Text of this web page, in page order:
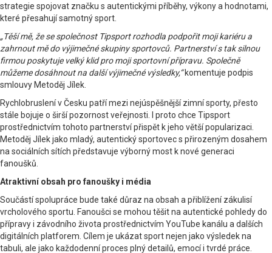
strategie spojovat značku s autentickými příběhy, výkony a hodnotami,
které přesahují samotný sport.
„Těší mě, že se společnost Tipsport rozhodla podpořit moji kariéru a
zahrnout mě do výjimečné skupiny sportovců. Partnerství s tak silnou
firmou poskytuje velký klid pro moji sportovní přípravu. Společně
můžeme dosáhnout na další výjimečné výsledky,“komentuje podpis
smlouvy Metoděj Jílek.
Rychlobruslení v Česku patří mezi nejúspěšnější zimní sporty, přesto
stále bojuje o širší pozornost veřejnosti. I proto chce Tipsport
prostřednictvím tohoto partnerství přispět k jeho větší popularizaci.
Metoděj Jílek jako mladý, autentický sportovec s přirozeným dosahem
na sociálních sítích představuje výborný most k nové generaci
fanoušků.
Atraktivní obsah pro fanoušky i média
Součástí spolupráce bude také důraz na obsah a přiblížení zákulisí
vrcholového sportu. Fanoušci se mohou těšit na autentické pohledy do
přípravy i závodního života prostřednictvím YouTube kanálu a dalších
digitálních platforem. Cílem je ukázat sport nejen jako výsledek na
tabuli, ale jako každodenní proces plný detailů, emocí i tvrdé práce.